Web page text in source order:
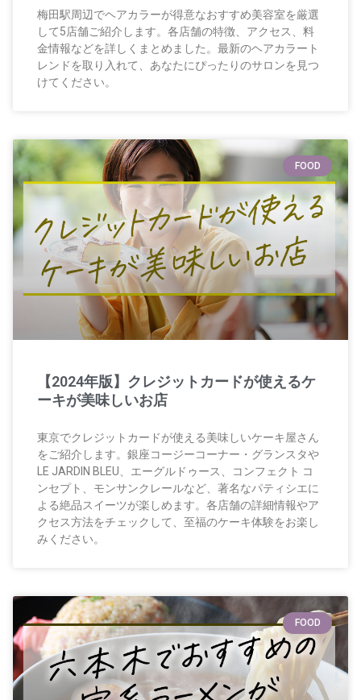
梅田駅周辺でヘアカラーが得意なおすすめ美容室を厳選
して5店舗ご紹介します。各店舗の特徴、アクセス、料
金情報などを詳しくまとめました。最新のヘアカラート
レンドを取り入れて、あなたにぴったりのサロンを見つ
けてください。
FOOD
【2024年版】クレジットカードが使えるケ
ーキが美味しいお店
東京でクレジットカードが使える美味しいケーキ屋さん
をご紹介します。銀座コージーコーナー・グランスタや
LE JARDIN BLEU、エーグルドゥース、コンフェクト コ
ンセプト、モンサンクレールなど、著名なパティシエに
よる絶品スイーツが楽しめます。各店舗の詳細情報やア
クセス方法をチェックして、至福のケーキ体験をお楽し
みください。
FOOD